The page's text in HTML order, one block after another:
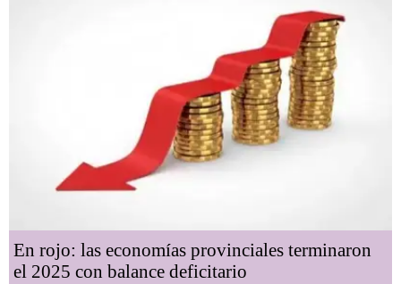
En rojo: las economías provinciales terminaron
el 2025 con balance deficitario